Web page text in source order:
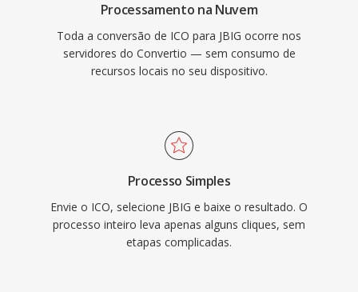
Processamento na Nuvem
Toda a conversão de ICO para JBIG ocorre nos
servidores do Convertio — sem consumo de
recursos locais no seu dispositivo.
Processo Simples
Envie o ICO, selecione JBIG e baixe o resultado. O
processo inteiro leva apenas alguns cliques, sem
etapas complicadas.